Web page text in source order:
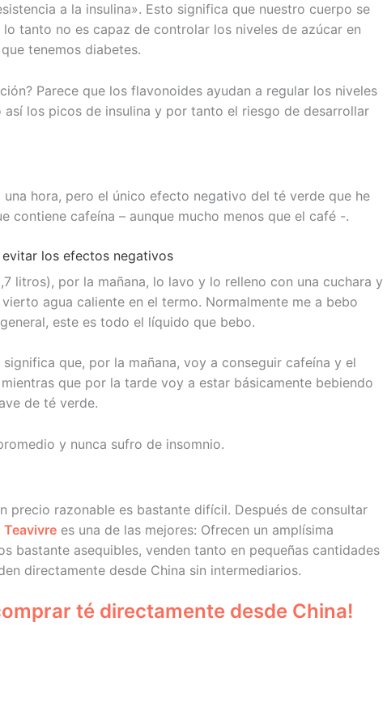
a la insulina». Esto significa que nuestro cuerpo se
tanto no es capaz de controlar los niveles de azúcar en
tenemos diabetes.
Parece que los flavonoides ayudan a regular los niveles
así los picos de insulina y por tanto el riesgo de desarrollar
hora, pero el único efecto negativo del té verde que he
contiene cafeína – aunque mucho menos que el café -.
los efectos negativos
litros), por la mañana, lo lavo y lo relleno con una cuchara y
agua caliente en el termo. Normalmente me a bebo
este es todo el líquido que bebo.
que, por la mañana, voy a conseguir cafeína y el
que por la tarde voy a estar básicamente bebiendo
de té verde.
y nunca sufro de insomnio.
precio razonable es bastante difícil. Después de consultar
Teavivre es una de las mejores: Ofrecen un amplísima
bastante asequibles, venden tanto en pequeñas cantidades
directamente desde China sin intermediarios.
té directamente desde China!